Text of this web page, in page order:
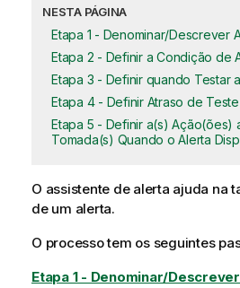
NESTA PÁGINA
Etapa 1 - Denominar/Descrever
Etapa 2 - Definir a Condição de
Etapa 3 - Definir quando Testar
Etapa 4 - Definir Atraso de Teste
Etapa 5 - Definir a(s) Ação(ões)
Tomada(s) Quando o Alerta
O assistente de alerta ajuda na
de um alerta.
O processo tem os seguintes
Etapa 1 - Denominar/